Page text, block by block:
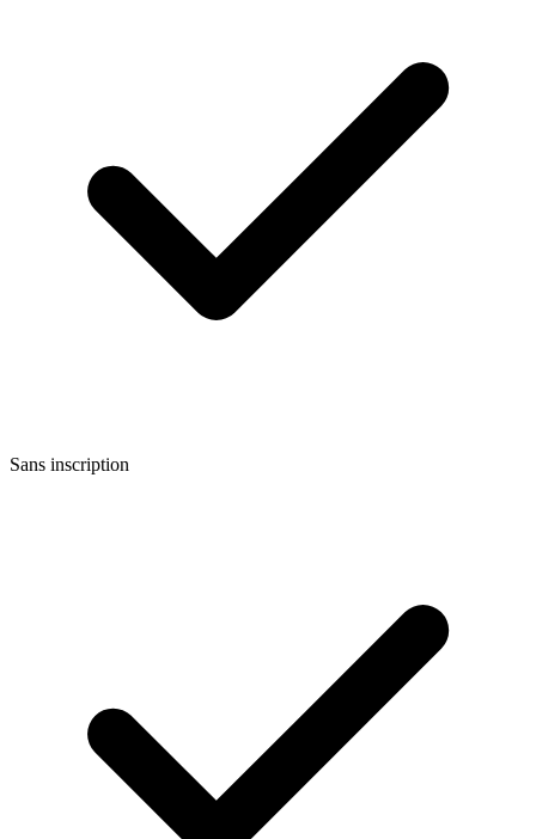
Sans inscription